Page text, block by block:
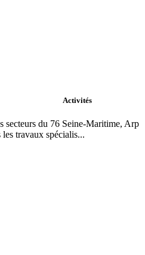
Activités
secteurs du 76 Seine-Maritime, Arp
les travaux spécialis...